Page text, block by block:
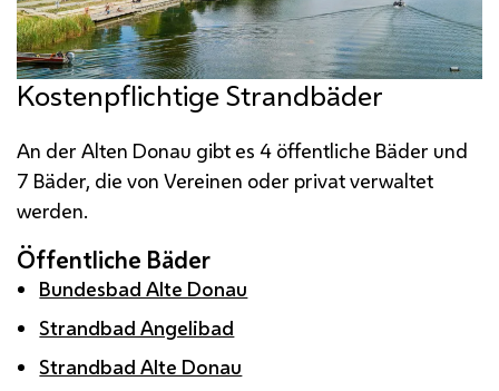
Kostenpflichtige Strandbäder
An der Alten Donau gibt es 4 öffentliche Bäder und
7 Bäder, die von Vereinen oder privat verwaltet
werden.
Öffentliche Bäder
Bundesbad Alte Donau
Strandbad Angelibad
Strandbad Alte Donau